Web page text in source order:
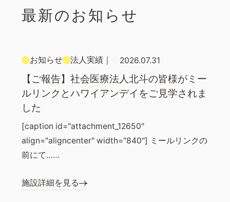
最新のお知らせ
お知らせ 法人実績 ｜ 2026.07.31
【ご報告】社会医療法人北斗の皆様がミー
ルリンクとハワイアンデイをご見学されま
した
[caption id="attachment_12650"
align="aligncenter" width="840"] ミールリンクの
前にて……
施設詳細を見る